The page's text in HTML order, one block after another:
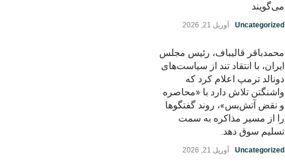
می‌گویند
Uncategorized آوریل 21, 2026
محمدباقر قالیباف، رئیس مجلس
ایران، با انتقاد تند از سیاست‌های
دونالد ترمپ اعلام کرد که
واشنگتن تلاش دارد با «محاصره
و نقض آتش‌بس»، روند گفتگوها
را از مسیر مذاکره به سمت
تسلیم سوق دهد.
Uncategorized آوریل 21, 2026